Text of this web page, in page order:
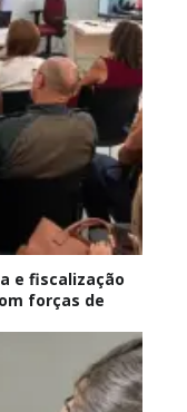
e fiscalização
forças de